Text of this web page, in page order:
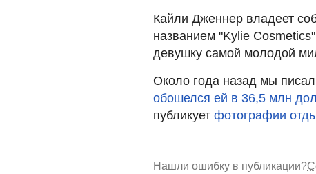
Кайли Дженнер владеет
названием "Kylie
девушку самой молодой
Около года назад мы
обошелся ей в 36,5 млн
публикует фотографии
Нашли ошибку в публикации?